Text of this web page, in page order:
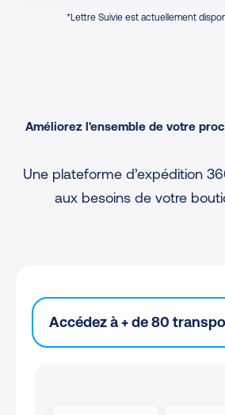
*Lettre Suivie est actuellement
Améliorez l'ensemble de votre
Une plateforme d’expédition
aux besoins de votre
Accédez à + de 80